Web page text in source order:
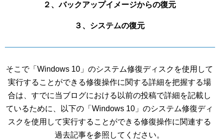
２、バックアップイメージからの復元
３、システムの復元
そこで「Windows 10」のシステム修復ディスクを使用して
実行することができる修復操作に関する詳細を把握する場
合は、すでに当ブログにおける以前の投稿で詳細を記載し
ているために、以下の「Windows 10」のシステム修復ディ
スクを使用して実行することができる修復操作に関連する
過去記事を参照してください。